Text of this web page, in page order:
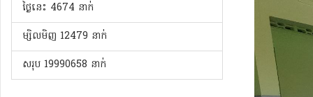
ថ្ងៃនេះ​ 4674 នាក់
ម្សិលមិញ 12479 នាក់
សរុប 19990658 នាក់